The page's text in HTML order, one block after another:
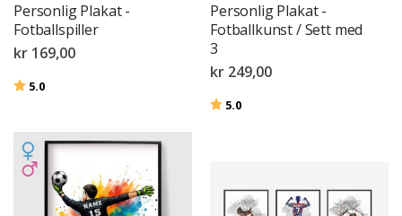
Personlig Plakat -
Fotballspiller
kr 169,00
Karakter:
5.0
Personlig Plakat -
Fotballkunst / Sett med
3
kr 249,00
Karakter:
5.0